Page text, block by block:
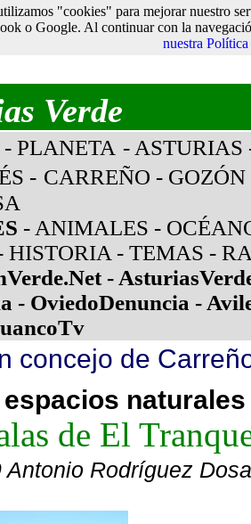
Verde
- PLANETA - ASTURIAS
- CARREÑO - GOZÓN
- ANIMALES -
HISTORIA - TEMAS -
-
- OviedoDenuncia -
concejo de
de El
Antonio Rodríguez
"cookies" para mejorar nuestro
o Google. Al continuar con la
nuestra